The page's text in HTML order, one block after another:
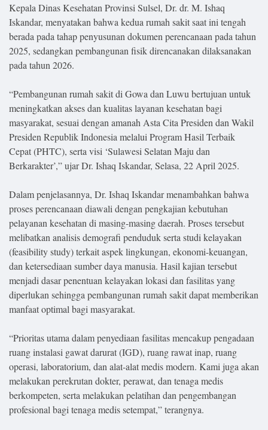
©
Copyright
2026
All
Reserved
Kepala Dinas Kesehatan Provinsi Sulsel, Dr. dr. M. Ishaq
Iskandar, menyatakan bahwa kedua rumah sakit saat ini tengah
berada pada tahap penyusunan dokumen perencanaan pada tahun
2025, sedangkan pembangunan fisik direncanakan dilaksanakan
pada tahun 2026.
“Pembangunan rumah sakit di Gowa dan Luwu bertujuan untuk
meningkatkan akses dan kualitas layanan kesehatan bagi
masyarakat, sesuai dengan amanah Asta Cita Presiden dan Wakil
Presiden Republik Indonesia melalui Program Hasil Terbaik
Cepat (PHTC), serta visi ‘Sulawesi Selatan Maju dan
Berkarakter’,” ujar Dr. Ishaq Iskandar, Selasa, 22 April 2025.
Dalam penjelasannya, Dr. Ishaq Iskandar menambahkan bahwa
proses perencanaan diawali dengan pengkajian kebutuhan
pelayanan kesehatan di masing-masing daerah. Proses tersebut
melibatkan analisis demografi penduduk serta studi kelayakan
(feasibility study) terkait aspek lingkungan, ekonomi-keuangan,
dan ketersediaan sumber daya manusia. Hasil kajian tersebut
menjadi dasar penentuan kelayakan lokasi dan fasilitas yang
diperlukan sehingga pembangunan rumah sakit dapat memberikan
manfaat optimal bagi masyarakat.
“Prioritas utama dalam penyediaan fasilitas mencakup pengadaan
ruang instalasi gawat darurat (IGD), ruang rawat inap, ruang
operasi, laboratorium, dan alat-alat medis modern. Kami juga akan
melakukan perekrutan dokter, perawat, dan tenaga medis
berkompeten, serta melakukan pelatihan dan pengembangan
profesional bagi tenaga medis setempat,” terangnya.